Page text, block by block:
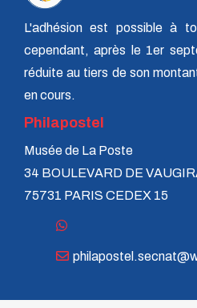
L'adhésion est possible à
cependant, après le 1er
réduite au tiers de son
en cours.
Philapostel
Musée de La Poste
34 BOULEVARD DE
75731 PARIS CEDEX 15